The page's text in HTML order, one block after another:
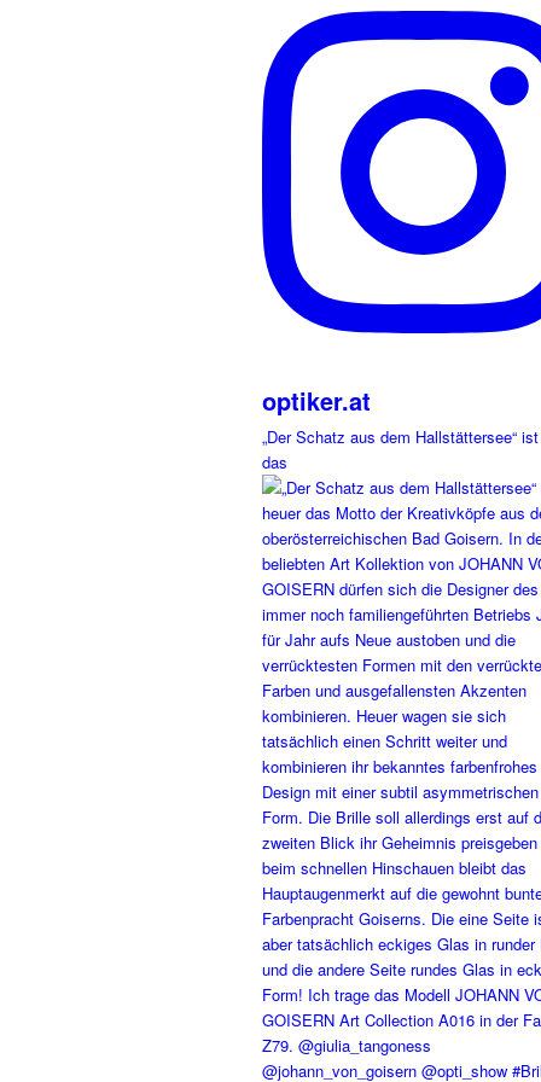
optiker.at
„Der Schatz aus dem Hallstättersee“
das